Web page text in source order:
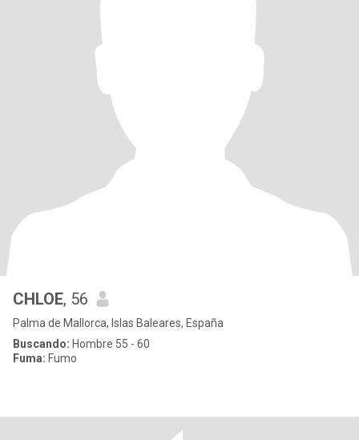
CHLOE, 56
Palma de Mallorca, Islas Baleares, España
Buscando: Hombre 55 - 60
Fuma: Fumo